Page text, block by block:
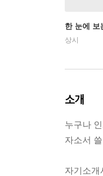
한 눈에 보
상시
소개
누구나
자소서
자기소